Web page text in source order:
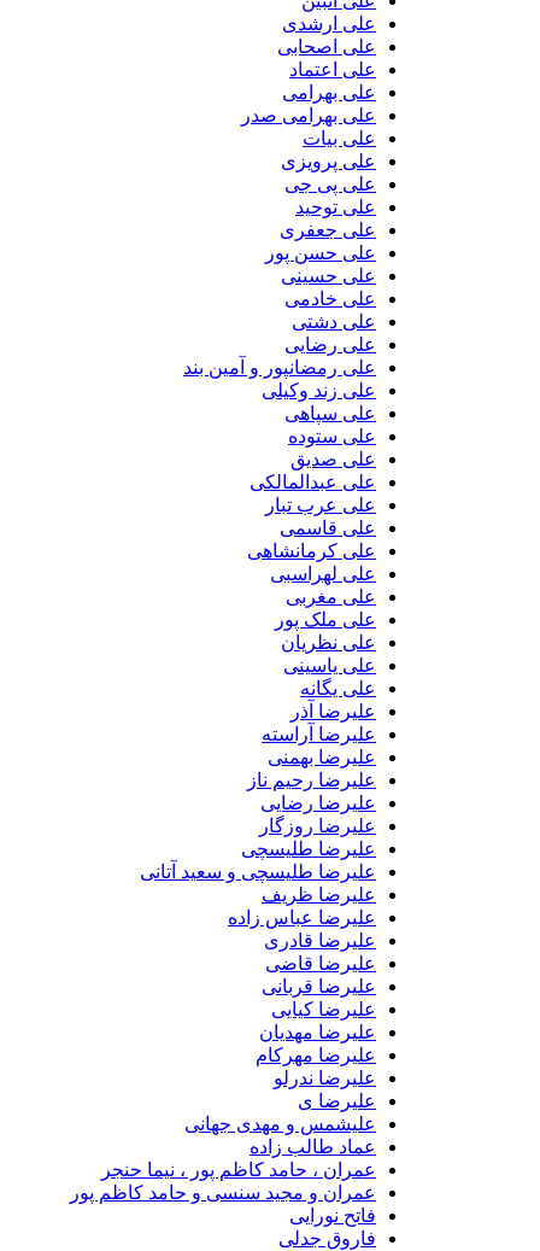
علی ارشدی
علی اصحابی
علی اعتماد
علی بهرامی
علی بهرامی صدر
علی بیات
علی پرویزی
علی پی جی
علی توحید
علی جعفری
علی حسن پور
علی حسینی
علی خادمی
علی دشتی
علی رضایی
علی رمضانپور و آمین بند
علی زند وکیلی
علی سپاهی
علی ستوده
علی صدیق
علی عبدالمالکی
علی عرب تبار
علی قاسمی
علی کرمانشاهی
علی لهراسبی
علی مغربی
علی ملک پور
علی نظریان
علی یاسینی
علی یگانه
علیرضا آذر
علیرضا آراسته
علیرضا بهمنی
علیرضا رحیم ناز
علیرضا رضایی
علیرضا روزگار
علیرضا طلیسچی
علیرضا طلیسچی و سعید آتانی
علیرضا ظریف
علیرضا عباس زاده
علیرضا قادری
علیرضا قاضی
علیرضا قربانی
علیرضا کیایی
علیرضا مهدیان
علیرضا مهرکام
علیرضا ندرلو
علیرضا ی
علیشمس و مهدی جهانی
عماد طالب زاده
عمران ، حامد کاظم پور ، نیما حنجر
عمران و مجید سنسی و حامد کاظم پور
فاتح نورایی
فاروق جدلی